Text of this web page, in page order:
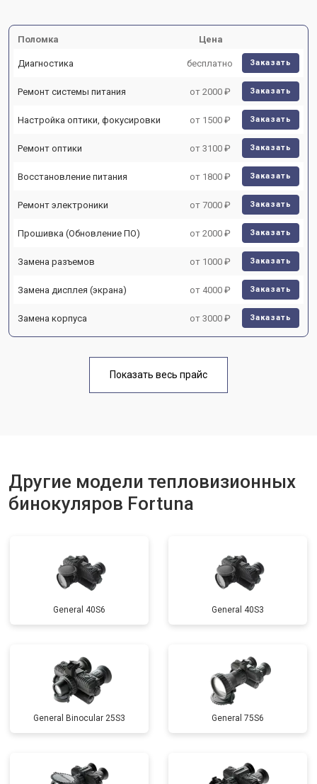
Поломка Цена
Диагностика бесплатно Заказать
Ремонт системы питания от 2000 ₽ Заказать
Настройка оптики, фокусировки от 1500 ₽ Заказать
Ремонт оптики от 3100 ₽ Заказать
Восстановление питания от 1800 ₽ Заказать
Ремонт электроники от 7000 ₽ Заказать
Прошивка (Обновление ПО) от 2000 ₽ Заказать
Замена разъемов от 1000 ₽ Заказать
Замена дисплея (экрана) от 4000 ₽ Заказать
Замена корпуса от 3000 ₽ Заказать
Показать весь прайс
Другие модели тепловизионных
бинокуляров Fortuna
General 40S6 General 40S3
General Binocular 25S3 General 75S6